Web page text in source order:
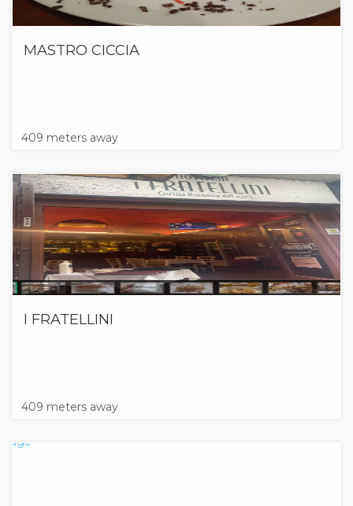
MASTRO CICCIA
409 meters away
I FRATELLINI
409 meters away